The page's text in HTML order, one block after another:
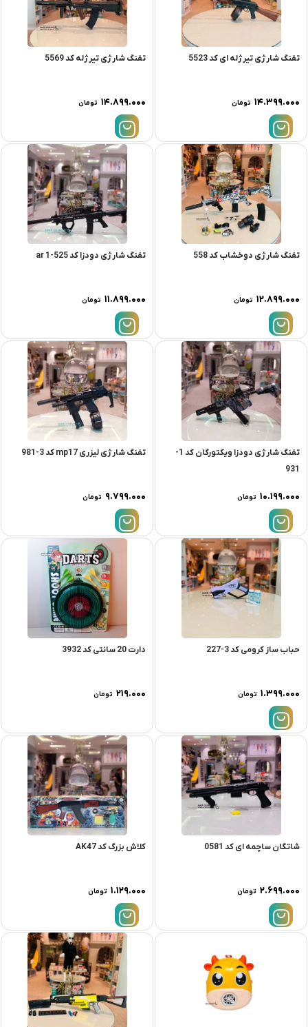
تفنگ شارژی تیرژله ای کد 5523
۱۴.۳۹۹.۰۰۰ تومان
تفنگ شارژی تیرژله کد 5569
۱۴.۸۹۹.۰۰۰ تومان
تفنگ شارژی دوخشاب کد 558
۱۲.۸۹۹.۰۰۰ تومان
تفنگ شارژی دودزا کد ar 1-525
۱۱.۸۹۹.۰۰۰ تومان
تفنگ شارژی دودزا ویکتورگان کد 1-
931
۱۰.۱۹۹.۰۰۰ تومان
تفنگ شارژی لیزری mp17 کد 3-981
۹.۷۹۹.۰۰۰ تومان
حباب ساز کرومی کد 3-227
۱.۳۹۹.۰۰۰ تومان
دارت 20 سانتی کد 3932
۲۱۹.۰۰۰ تومان
شاتگان ساچمه ای کد 0581
۲.۶۹۹.۰۰۰ تومان
کلاش بزرگ کد AK47
۱.۱۲۹.۰۰۰ تومان